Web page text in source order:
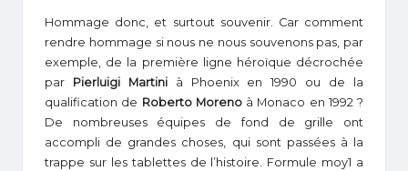
Hommage donc, et surtout souvenir. Car comment
rendre hommage si nous ne nous souvenons pas, par
exemple, de la première ligne héroïque décrochée
par Pierluigi Martinià Phoenix en 1990 ou de la
qualification de Roberto Morenoà Monaco en 1992 ?
De nombreuses équipes de fond de grille ont
accompli de grandes choses, qui sont passées à la
trappe sur les tablettes de l’histoire. Formule moy1 a